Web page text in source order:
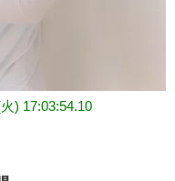
) 17:03:54.10